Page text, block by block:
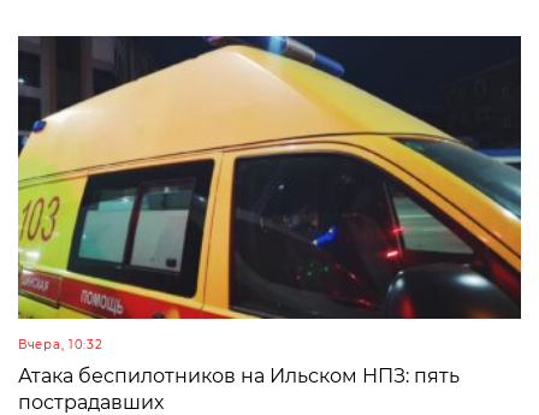
Вчера, 10:32
Атака беспилотников на Ильском НПЗ: пять
пострадавших